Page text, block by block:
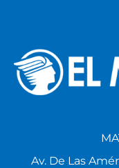
Av. De Las